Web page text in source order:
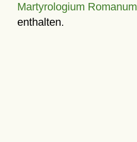
Martyrologium Romanum
enthalten.